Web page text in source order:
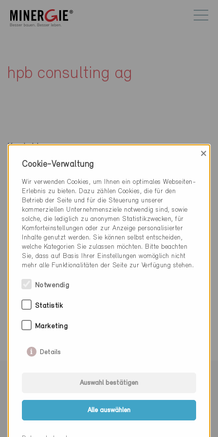
hpb consulting ag
Kontakt
hpb consulting ag
Thunstrasse 95
3006 Bern
031 350 15 20
www.hpbconsulting.ch
0 Minergie Gebäude (0 Zertifikate)
Cookie-Verwaltung
×
Wir verwenden Cookies, um Ihnen ein optimales Webseiten-
Erlebnis zu bieten. Dazu zählen Cookies, die für den
Betrieb der Seite und für die Steuerung unserer
kommerziellen Unternehmensziele notwendig sind, sowie
solche, die lediglich zu anonymen Statistikzwecken, für
Komforteinstellungen oder zur Anzeige personalisierter
Inhalte genutzt werden. Sie können selbst entscheiden,
welche Kategorien Sie zulassen möchten. Bitte beachten
Sie, dass auf Basis Ihrer Einstellungen womöglich nicht
mehr alle Funktionalitäten der Seite zur Verfügung stehen.
Notwendig
Statistik
Marketing
Details
Auswahl bestätigen
Alle auswählen